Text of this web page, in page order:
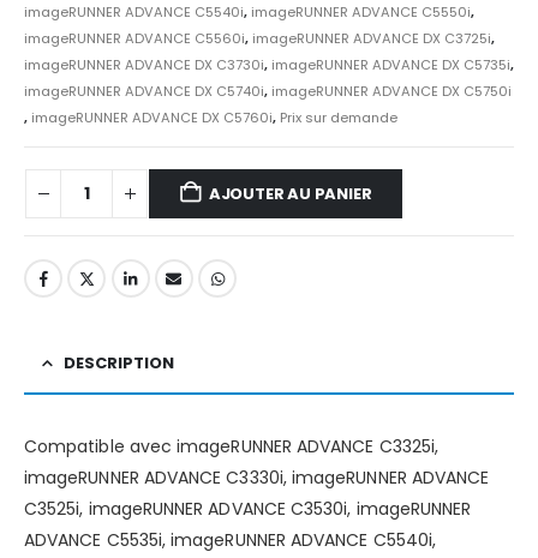
imageRUNNER ADVANCE C5540i, imageRUNNER ADVANCE C5550i,
imageRUNNER ADVANCE C5560i, imageRUNNER ADVANCE DX C3725i,
imageRUNNER ADVANCE DX C3730i, imageRUNNER ADVANCE DX C5735i,
imageRUNNER ADVANCE DX C5740i, imageRUNNER ADVANCE DX C5750i
, imageRUNNER ADVANCE DX C5760i, Prix sur demande
AJOUTER AU PANIER
DESCRIPTION
Compatible avec imageRUNNER ADVANCE C3325i,
imageRUNNER ADVANCE C3330i, imageRUNNER ADVANCE
C3525i, imageRUNNER ADVANCE C3530i, imageRUNNER
ADVANCE C5535i, imageRUNNER ADVANCE C5540i,